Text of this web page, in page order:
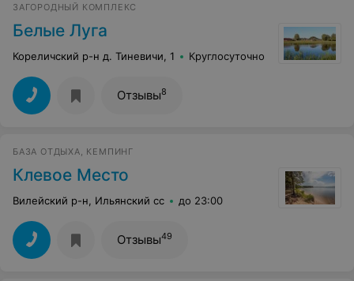
ЗАГОРОДНЫЙ КОМПЛЕКС
Белые Луга
Кореличский р-н д. Тиневичи, 1 Круглосуточно
Отзывы8
БАЗА ОТДЫХА, КЕМПИНГ
Клевое Место
Вилейский р-н, Ильянский сс до 23:00
Отзывы49